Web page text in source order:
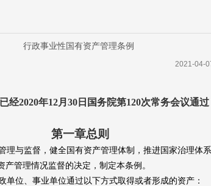
行政事业性国有资产管理条例
2021-04-
经2020年12月30日国务院第120次常务会议通
第一章总则
理与监督，健全国有资产管理体制，推进国家治理体
管理情况监督的决定，制定本条例。
单位、事业单位通过以下方式取得或者形成的资产：